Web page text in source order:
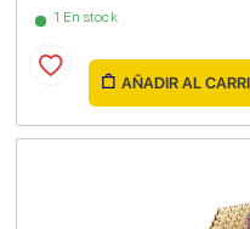
1 En stock
AÑADIR AL